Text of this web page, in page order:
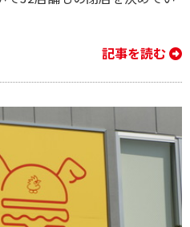
記事を読む